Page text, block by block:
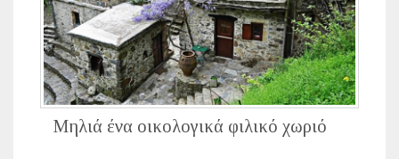
Μηλιά ένα οικολογικά φιλικό χωριό